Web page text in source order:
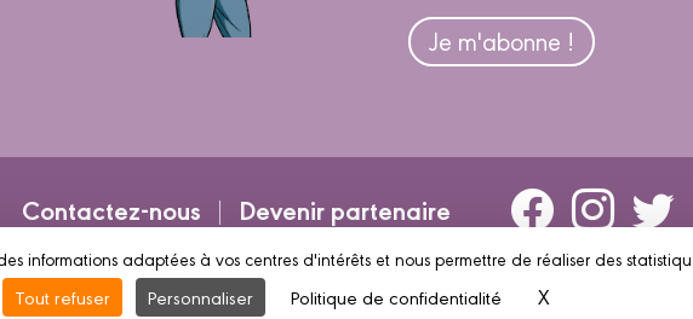
Je m'abonne !
Contactez-nous Devenir partenaire
légales Conditions d’utilisation Vie privée
informations adaptées à vos centres d'intérêts et nous permettre de réaliser des
Tout refuser
Personnaliser Politique de confidentialité X